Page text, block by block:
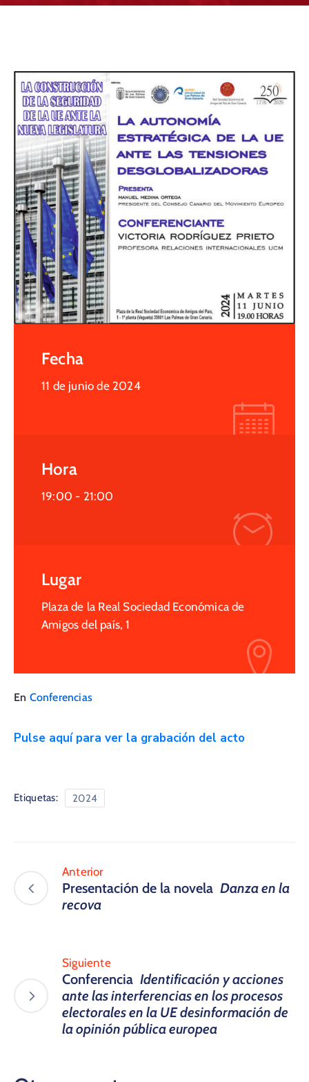
Fecha
11 de junio de 2024
Hora
19:00 - 21:00
Lugar
Plaza de la Real Sociedad Económica de
Amigos del país, 1
En Conferencias
Pulse aquí para ver la grabación del acto
Etiquetas: 2024
Anterior
Presentación de la novela Danza en la
recova
Siguiente
Conferencia Identificación y acciones
ante las interferencias en los procesos
electorales en la UE desinformación de
la opinión pública europea